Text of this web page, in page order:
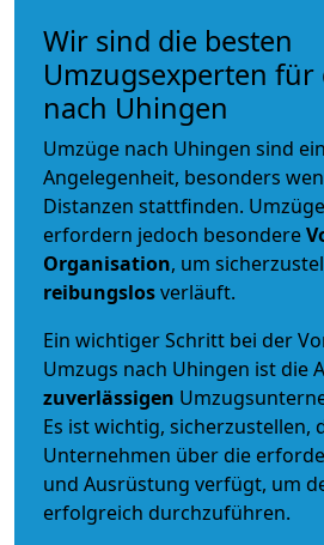
Wir sind die besten
Umzugsexperten für
nach Uhingen
Umzüge nach Uhingen sind
Angelegenheit, besonders
Distanzen stattfinden.
erfordern jedoch besondere
Organisation, um
reibungslosverläuft.
Ein wichtiger Schritt bei der
Umzugs nach Uhingen ist die
zuverlässigen
Es ist wichtig, sicherzustellen,
Unternehmen über die
und Ausrüstung verfügt, um
erfolgreich durchzuführen.